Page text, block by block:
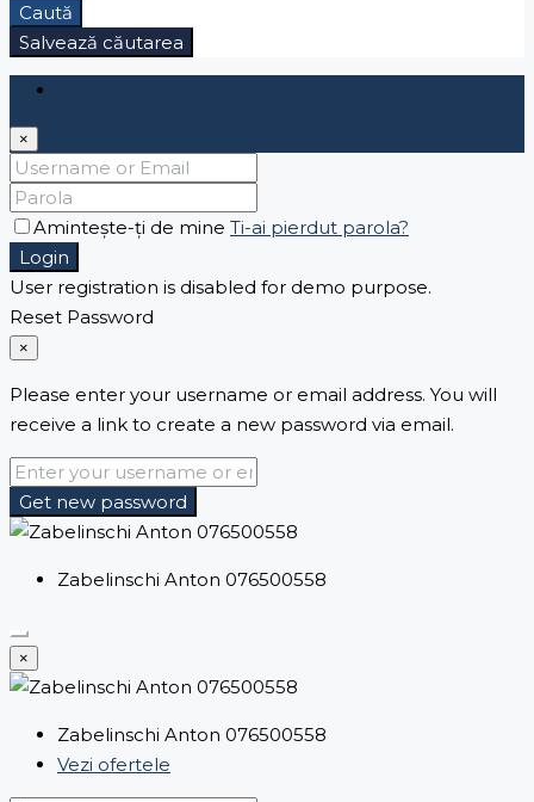
Caută
Salvează căutarea
×
Amintește-ți de mine Ti-ai pierdut parola?
Login
User registration is disabled for demo purpose.
Reset Password
×
Please enter your username or email address. You will
receive a link to create a new password via email.
Get new password
Zabelinschi Anton 076500558
×
Zabelinschi Anton 076500558
Vezi ofertele